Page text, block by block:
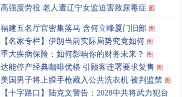
高强度劳役 老人遭辽宁女监迫害致尿毒症 图
福建五名厅官密集落马 含何立峰厦门旧部 图
【名家专栏】伊朗当前实际局势究竟如何 图
重大疾病保险：如何影响你的财务未来？ 图
达能停产经典咖啡优格 引顾客连署要求复售 图
美国男子将上膛手枪藏入公共洗衣机 被判监禁 图
【十字路口】陆克文警告：2028中共将武力犯台